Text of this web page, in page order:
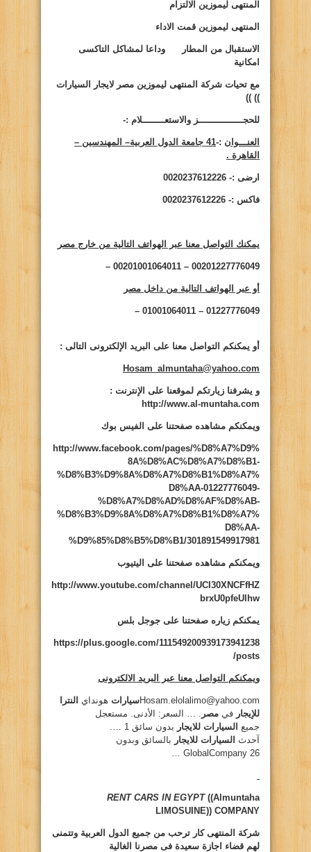
المنتهى ليموزين الالتزام
المنتهى ليموزين قمت الاداء
الاستقبال من المطار وداعا لمشاكل التاكسى
امكانية
مع تحيات شركة المنتهى ليموزين مصر لايجار السيارات
))
))
للحجــــــــــــــــز والاستعــــــــلام :-
العنـــوان :-
41 جامعة الدول العربية– المهندسين –
القاهرة .
ارضى :- 0020237612226
فاكس :- 0020237612226
يمكنك التواصل معنا عبر الهواتف التالية من خارج مصر
00201227776049 – 00201001064011 –
أو عبر الهواتف التالية من داخل مصر
01227776049 – 01001064011 –
أو يمكنكم التواصل معنا على البريد الإلكترونى التالى :
Hosam_almuntaha@yahoo.com
و يشرفنا زيارتكم لموقعنا على الإنترنت :
http://www.al-muntaha.com
ويمكنكم مشاهده صفحتنا على الفيس بوك
http://www.facebook.com/pages/%D8%A7%D9%
8A%D8%AC%D8%A7%D8%B1-
%D8%B3%D9%8A%D8%A7%D8%B1%D8%A7%
D8%AA-01227776049-
%D8%A7%D8%AD%D8%AF%D8%AB-
%D8%B3%D9%8A%D8%A7%D8%B1%D8%A7%
D8%AA-
%D9%85%D8%B5%D8%B1/301891549917981
ويمكنكم مشاهده صفحتنا على اليتيوب
http://www.youtube.com/channel/UCI30XNCFfHZ
brxU0pfeUlhw
يمكنكم زياره صفحتنا على جوجل بلس
https://plus.google.com/111549200939173941238
/posts
ويمكنكم التواصل معنا عبر البريد الالكترونى
Hosam.elolalimo@yahoo.comسيارات هونداي النترا
للإيجار في مصر . … السعر: الأدنى. مستعجل
جميع السيارات للايجار
بدون سائق 1 ….
آحدث السيارات للايجار بالسائق وبدون
GlobalCompany 26 …
RENT CARS IN EGYPT ((Almuntaha
LIMOSUINE)) COMPANY
شركة المنتهى كار ترحب من جميع الدول العربية وتتمنى
لهم قضاء اجازة سعيدة فى مصرنا الغالية